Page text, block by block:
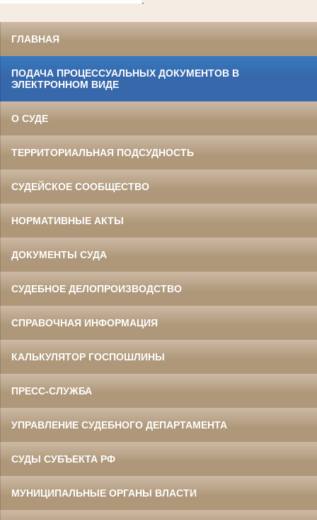
ГЛАВНАЯ
ПОДАЧА ПРОЦЕССУАЛЬНЫХ ДОКУМЕНТОВ В
ЭЛЕКТРОННОМ ВИДЕ
О СУДЕ
ТЕРРИТОРИАЛЬНАЯ ПОДСУДНОСТЬ
СУДЕЙСКОЕ СООБЩЕСТВО
НОРМАТИВНЫЕ АКТЫ
ДОКУМЕНТЫ СУДА
СУДЕБНОЕ ДЕЛОПРОИЗВОДСТВО
СПРАВОЧНАЯ ИНФОРМАЦИЯ
КАЛЬКУЛЯТОР ГОСПОШЛИНЫ
ПРЕСС-СЛУЖБА
УПРАВЛЕНИЕ СУДЕБНОГО ДЕПАРТАМЕНТА
СУДЫ СУБЪЕКТА РФ
МУНИЦИПАЛЬНЫЕ ОРГАНЫ ВЛАСТИ